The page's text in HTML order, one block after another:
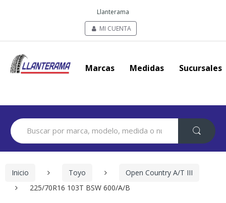
Llanterama
MI CUENTA
Marcas Medidas Sucursales
Search
for:
Inicio Toyo
Open Country A/T III
225/70R16 103T BSW 600/A/B